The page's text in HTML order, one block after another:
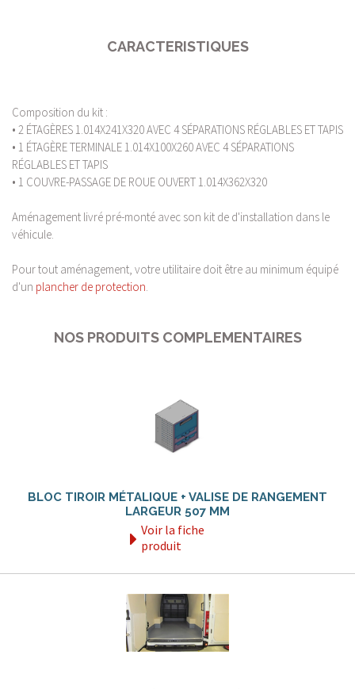
CARACTERISTIQUES
Composition du kit :
• 2 ÉTAGÈRES 1.014X241X320 AVEC 4 SÉPARATIONS RÉGLABLES ET TAPIS
• 1 ÉTAGÈRE TERMINALE 1.014X100X260 AVEC 4 SÉPARATIONS
RÉGLABLES ET TAPIS
• 1 COUVRE-PASSAGE DE ROUE OUVERT 1.014X362X320
Aménagement livré pré-monté avec son kit de d'installation dans le
véhicule.
Pour tout aménagement, votre utilitaire doit être au minimum équipé
d'un plancher de protection.
NOS PRODUITS COMPLEMENTAIRES
BLOC TIROIR MÉTALIQUE + VALISE DE RANGEMENT
LARGEUR 507 MM
Voir la fiche
produit